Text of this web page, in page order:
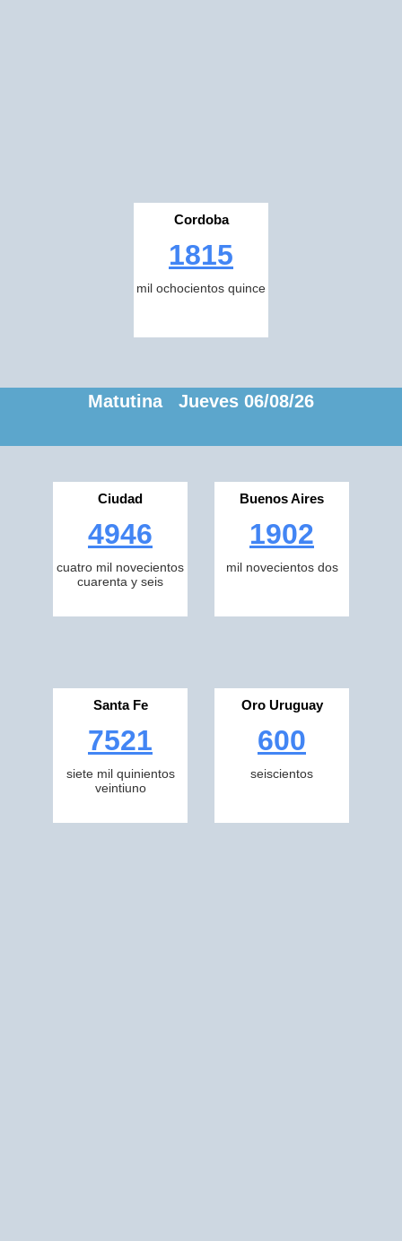
Cordoba
1815
mil ochocientos quince
Matutina Jueves 06/08/26
Ciudad
4946
cuatro mil novecientos
cuarenta y seis
Buenos Aires
1902
mil novecientos dos
Santa Fe
7521
siete mil quinientos
veintiuno
Oro Uruguay
600
seiscientos